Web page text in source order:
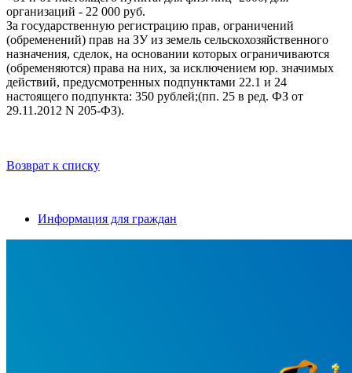
организаций - 22 000 руб.
За государственную регистрацию прав, ограничений
(обременений) прав на ЗУ из земель сельскохозяйственного
назначения, сделок, на основании которых ограничиваются
(обременяются) права на них, за исключением юр. значимых
действий, предусмотренных подпунктами 22.1 и 24
настоящего подпункта: 350 рублей;(пп. 25 в ред. ФЗ от
29.11.2012 N 205-ФЗ).
Возврат к списку
Информация для граждан